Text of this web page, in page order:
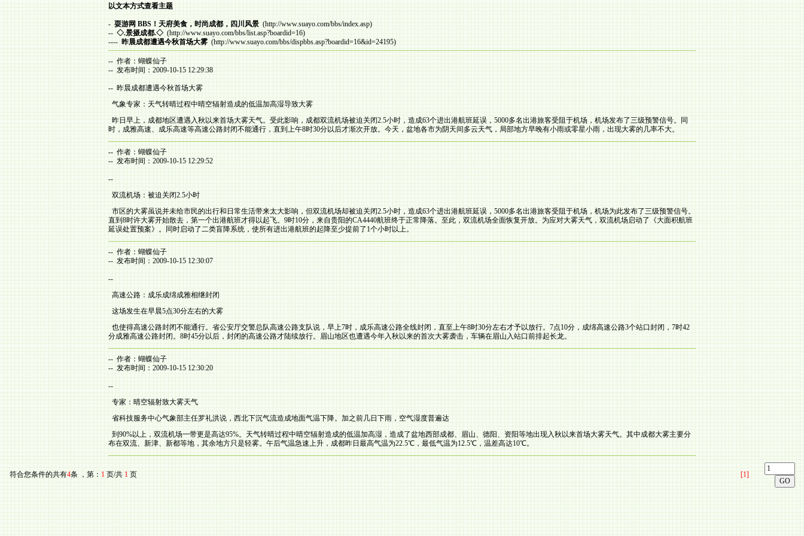
以文本方式查看主题
- 耍游网 BBS！天府美食，时尚成都，四川风景 (http://www.suayo.com/bbs/index.asp)
-- ◇.景摄成都.◇ (http://www.suayo.com/bbs/list.asp?boardid=16)
---- 昨晨成都遭遇今秋首场大雾 (http://www.suayo.com/bbs/dispbbs.asp?boardid=16&id=24195)
-- 作者：蝴蝶仙子
-- 发布时间：2009-10-15 12:29:38
-- 昨晨成都遭遇今秋首场大雾
气象专家：天气转晴过程中晴空辐射造成的低温加高湿导致大雾
昨日早上，成都地区遭遇入秋以来首场大雾天气。受此影响，成都双流机场被迫关闭2.5小时，造成63个进出港航班延误，5000多名出港旅客受阻于机场，机场发布了三级预警信号。同
时，成雅高速、成乐高速等高速公路封闭不能通行，直到上午8时30分以后才渐次开放。今天，盆地各市为阴天间多云天气，局部地方早晚有小雨或零星小雨，出现大雾的几率不大。
-- 作者：蝴蝶仙子
-- 发布时间：2009-10-15 12:29:52
--
双流机场：被迫关闭2.5小时
市区的大雾虽说并未给市民的出行和日常生活带来太大影响，但双流机场却被迫关闭2.5小时，造成63个进出港航班延误，5000多名出港旅客受阻于机场，机场为此发布了三级预警信号。
直到8时许大雾开始散去，第一个出港航班才得以起飞。9时10分，来自贵阳的CA4440航班终于正常降落。至此，双流机场全面恢复开放。为应对大雾天气，双流机场启动了《大面积航班
延误处置预案》。同时启动了二类盲降系统，使所有进出港航班的起降至少提前了1个小时以上。
-- 作者：蝴蝶仙子
-- 发布时间：2009-10-15 12:30:07
--
高速公路：成乐成绵成雅相继封闭
这场发生在早晨5点30分左右的大雾
也使得高速公路封闭不能通行。省公安厅交警总队高速公路支队说，早上7时，成乐高速公路全线封闭，直至上午8时30分左右才予以放行。7点10分，成绵高速公路3个站口封闭，7时42
分成雅高速公路封闭。8时45分以后，封闭的高速公路才陆续放行。眉山地区也遭遇今年入秋以来的首次大雾袭击，车辆在眉山入站口前排起长龙。
-- 作者：蝴蝶仙子
-- 发布时间：2009-10-15 12:30:20
--
专家：晴空辐射致大雾天气
省科技服务中心气象部主任罗礼洪说，西北下沉气流造成地面气温下降。加之前几日下雨，空气湿度普遍达
到90%以上，双流机场一带更是高达95%。天气转晴过程中晴空辐射造成的低温加高湿，造成了盆地西部成都、眉山、德阳、资阳等地出现入秋以来首场大雾天气。其中成都大雾主要分
布在双流、新津、新都等地，其余地方只是轻雾。午后气温急速上升，成都昨日最高气温为22.5℃，最低气温为12.5℃，温差高达10℃。
符合您条件的共有4条 ，第： 1 页/共 1页 [1]